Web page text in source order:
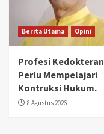
Berita Utama Opini
Profesi Kedokteran
Perlu Mempelajari
Kontruksi Hukum.
8 Agustus 2026